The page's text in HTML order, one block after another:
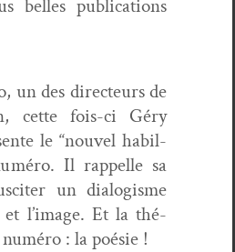
belles pub­li­ca­tions
un des directeurs de
cette fois-ci Géry
le “nou­v­el habil­
Il rap­pelle sa
un dial­o­gisme
l’im­age. Et la thé­
: la poésie !